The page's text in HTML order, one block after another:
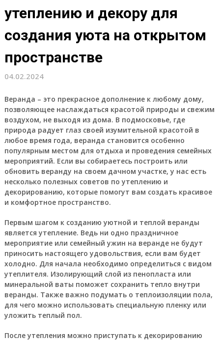
утеплению и декору для
создания уюта на открытом
пространстве
04.02.2024
Веранда – это прекрасное дополнение к любому дому,
позволяющее наслаждаться красотой природы и свежим
воздухом, не выходя из дома. В подмосковье, где
природа радует глаз своей изумительной красотой в
любое время года, веранда становится особенно
популярным местом для отдыха и проведения семейных
мероприятий. Если вы собираетесь построить или
обновить веранду на своем дачном участке, у нас есть
несколько полезных советов по утеплению и
декорированию, которые помогут вам создать красивое
и комфортное пространство.
Первым шагом к созданию уютной и теплой веранды
является утепление. Ведь ни одно праздничное
мероприятие или семейный ужин на веранде не будут
приносить настоящего удовольствия, если вам будет
холодно. Для начала необходимо определиться с видом
утеплителя. Изолирующий слой из пенопласта или
минеральной ваты поможет сохранить тепло внутри
веранды. Также важно подумать о теплоизоляции пола,
для чего можно использовать специальную пленку или
уложить теплый пол.
После утепления можно приступать к декорированию